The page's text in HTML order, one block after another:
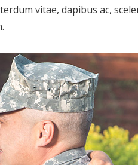
vitae, dapibus ac,